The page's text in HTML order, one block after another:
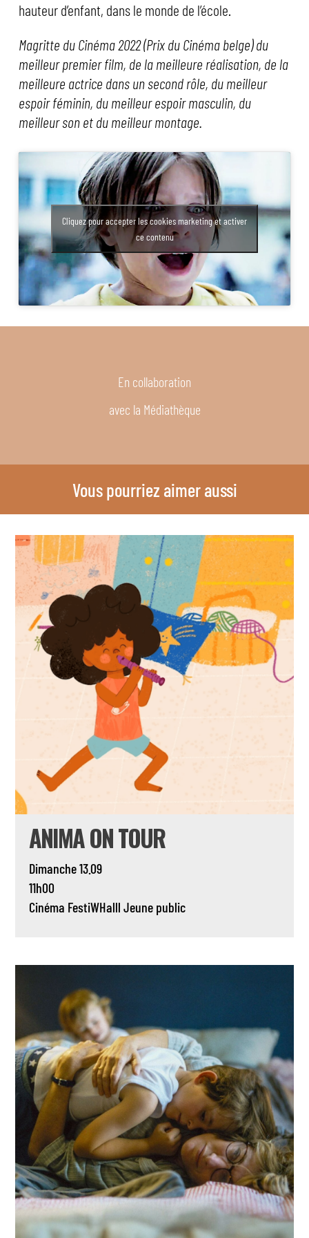
hauteur d’enfant, dans le monde de l’école.
Magritte du Cinéma 2022 (Prix du Cinéma belge) du
meilleur premier film, de la meilleure réalisation, de la
meilleure actrice dans un second rôle, du meilleur
espoir féminin, du meilleur espoir masculin, du
meilleur son et du meilleur montage.
Cliquez pour accepter les cookies marketing et activer
ce contenu
En collaboration
avec la Médiathèque
Vous pourriez aimer aussi
ANIMA ON TOUR
Dimanche 13.09
11h00
Cinéma FestiWHalll Jeune public